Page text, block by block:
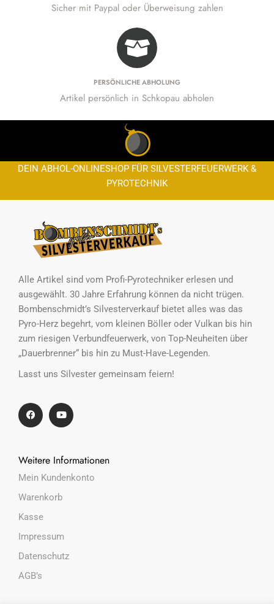
Sicher mit Paypal oder Überweisung zahlen
PERSÖNLICHE ABHOLUNG
Artikel persönlich in Schkopau abholen
DEIN ABHOL-ONLINESHOP FÜR SILVESTERFEUERWERK &
PYROTECHNIK
Alle Artikel sind vom Profi-Pyrotechniker erlesen und
ausgewählt. 30 Jahre Erfahrung können da nicht trügen.
Bombenschmidt’s Silvesterverkauf bietet alles was das
Pyro-Herz begehrt, vom kleinen Böller oder Vulkan bis hin
zum riesigen Verbundfeuerwerk, von Top-Neuheiten über
„Dauerbrenner“ bis hin zu Must-Have-Legenden.
Lasst uns Silvester gemeinsam feiern!
Weitere Informationen
Mein Kundenkonto
Warenkorb
Kasse
Impressum
Datenschutz
AGB’s